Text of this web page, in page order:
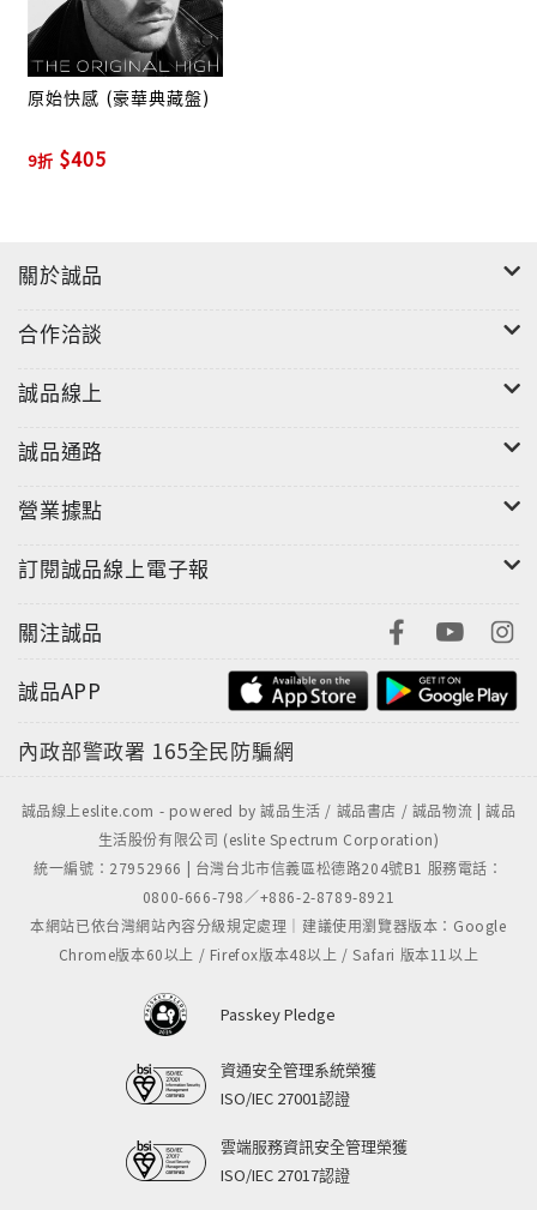
原始快感 (豪華典藏盤)
9折 $405
關於誠品
合作洽談
誠品線上
誠品通路
營業據點
訂閱誠品線上電子報
關注誠品
誠品APP
內政部警政署 165全民防騙網
誠品線上eslite.com - powered by 誠品生活 / 誠品書店 / 誠品物流 | 誠品
生活股份有限公司 (eslite Spectrum Corporation)
統一編號：27952966 | 台灣台北市信義區松德路204號B1 服務電話：
0800-666-798／+886-2-8789-8921
本網站已依台灣網站內容分級規定處理｜建議使用瀏覽器版本：Google
Chrome版本60以上 / Firefox版本48以上 / Safari 版本11以上
Passkey Pledge
資通安全管理系統榮獲
ISO/IEC 27001認證
雲端服務資訊安全管理榮獲
ISO/IEC 27017認證